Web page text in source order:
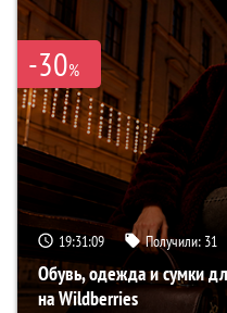
-30%
19:31:08 Получили: 31
Обувь, одежда и сумки
на Wildberries